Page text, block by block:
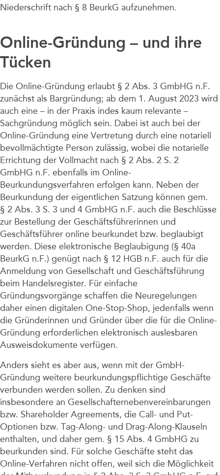
Niederschrift nach § 8 BeurkG aufzunehmen.
Online-Gründung – und ihre
Tücken
Die Online-Gründung erlaubt § 2 Abs. 3 GmbHG n.F.
zunächst als Bargründung; ab dem 1. August 2023 wird
auch eine – in der Praxis indes kaum relevante –
Sachgründung möglich sein. Dabei ist auch bei der
Online-Gründung eine Vertretung durch eine notariell
bevollmächtigte Person zulässig, wobei die notarielle
Errichtung der Vollmacht nach § 2 Abs. 2 S. 2
GmbHG n.F. ebenfalls im Online-
Beurkundungsverfahren erfolgen kann. Neben der
Beurkundung der eigentlichen Satzung können gem.
§ 2 Abs. 3 S. 3 und 4 GmbHG n.F. auch die Beschlüsse
zur Bestellung der Geschäftsführerinnen und
Geschäftsführer online beurkundet bzw. beglaubigt
werden. Diese elektronische Beglaubigung (§ 40a
BeurkG n.F.) genügt nach § 12 HGB n.F. auch für die
Anmeldung von Gesellschaft und Geschäftsführung
beim Handelsregister. Für einfache
Gründungsvorgänge schaffen die Neuregelungen
daher einen digitalen One-Stop-Shop, jedenfalls wenn
die Gründerinnen und Gründer über die für die Online-
Gründung erforderlichen elektronisch auslesbaren
Ausweisdokumente verfügen.
Anders sieht es aber aus, wenn mit der GmbH-
Gründung weitere beurkundungspflichtige Geschäfte
verbunden werden sollen. Zu denken sind
insbesondere an Gesellschafternebenvereinbarungen
bzw. Shareholder Agreements, die Call- und Put-
Optionen bzw. Tag-Along- und Drag-Along-Klauseln
enthalten, und daher gem. § 15 Abs. 4 GmbHG zu
beurkunden sind. Für solche Geschäfte steht das
Online-Verfahren nicht offen, weil sich die Möglichkeit